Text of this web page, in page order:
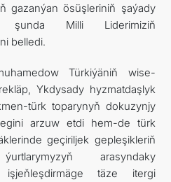
gazanýan ösüşleriniň şaýady
şunda Milli Liderimiziň
belledi.
Türkiýäniň wise-
Ykdysady hyzmatdaşlyk
türk toparynyň dokuzynjy
arzuw etdi hem-de türk
geçiriljek gepleşikleriň
arasyndaky
işjeňleşdirmäge täze itergi